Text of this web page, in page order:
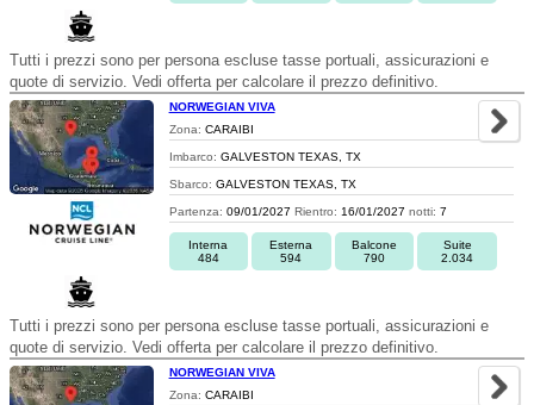
Tutti i prezzi sono per persona escluse tasse portuali, assicurazioni e
quote di servizio. Vedi offerta per calcolare il prezzo definitivo.
NORWEGIAN VIVA
Zona: CARAIBI
Imbarco: GALVESTON TEXAS, TX
Sbarco: GALVESTON TEXAS, TX
Partenza: 09/01/2027 Rientro: 16/01/2027 notti: 7
Interna
484
Esterna
594
Balcone
790
Suite
2.034
Tutti i prezzi sono per persona escluse tasse portuali, assicurazioni e
quote di servizio. Vedi offerta per calcolare il prezzo definitivo.
NORWEGIAN VIVA
Zona: CARAIBI